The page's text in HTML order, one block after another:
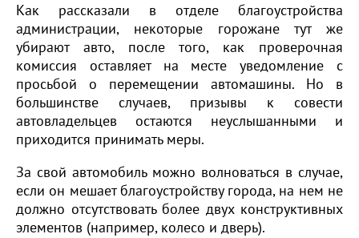
Как рассказали в отделе благоустройства
администрации, некоторые горожане тут же
убирают авто, после того, как проверочная
комиссия оставляет на месте уведомление с
просьбой о перемещении автомашины. Но в
большинстве случаев, призывы к совести
автовладельцев остаются неуслышанными и
приходится принимать меры.
За свой автомобиль можно волноваться в случае,
если он мешает благоустройству города, на нем не
должно отсутствовать более двух конструктивных
элементов (например, колесо и дверь).